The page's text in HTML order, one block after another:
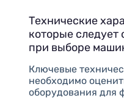
Технические
которые следует
при выборе
Ключевые
необходимо
оборудования для